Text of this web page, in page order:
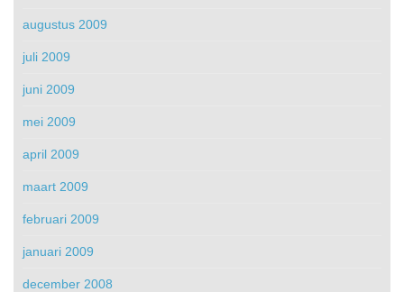
augustus 2009
juli 2009
juni 2009
mei 2009
april 2009
maart 2009
februari 2009
januari 2009
december 2008